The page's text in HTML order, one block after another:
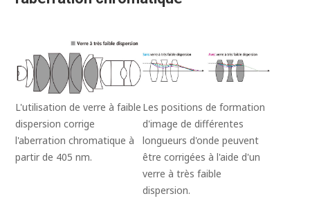
L'utilisation de verre à faible
dispersion corrige
l'aberration chromatique à
partir de 405 nm.
Les positions de formation
d'image de différentes
longueurs d'onde peuvent
être corrigées à l'aide d'un
verre à très faible
dispersion.